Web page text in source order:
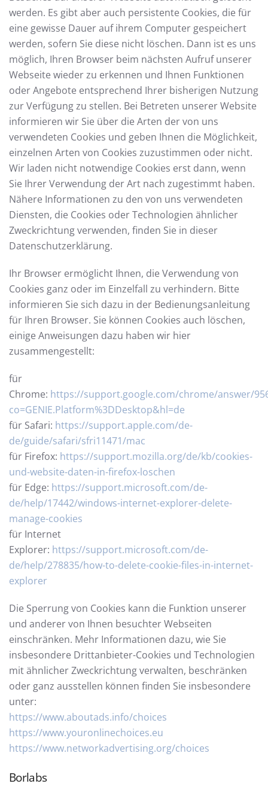
werden. Es gibt aber auch persistente Cookies, die für
eine gewisse Dauer auf ihrem Computer gespeichert
werden, sofern Sie diese nicht löschen. Dann ist es uns
möglich, Ihren Browser beim nächsten Aufruf unserer
Webseite wieder zu erkennen und Ihnen Funktionen
oder Angebote entsprechend Ihrer bisherigen Nutzung
zur Verfügung zu stellen. Bei Betreten unserer Website
informieren wir Sie über die Arten der von uns
verwendeten Cookies und geben Ihnen die Möglichkeit,
einzelnen Arten von Cookies zuzustimmen oder nicht.
Wir laden nicht notwendige Cookies erst dann, wenn
Sie Ihrer Verwendung der Art nach zugestimmt haben.
Nähere Informationen zu den von uns verwendeten
Diensten, die Cookies oder Technologien ähnlicher
Zweckrichtung verwenden, finden Sie in dieser
Datenschutzerklärung.
Ihr Browser ermöglicht Ihnen, die Verwendung von
Cookies ganz oder im Einzelfall zu verhindern. Bitte
informieren Sie sich dazu in der Bedienungsanleitung
für Ihren Browser. Sie können Cookies auch löschen,
einige Anweisungen dazu haben wir hier
zusammengestellt:
für
Chrome: https://support.google.com/chrome/answer/
co=GENIE.Platform%3DDesktop&hl=de
für Safari: https://support.apple.com/de-
de/guide/safari/sfri11471/mac
für Firefox: https://support.mozilla.org/de/kb/cookies-
und-website-daten-in-firefox-loschen
für Edge: https://support.microsoft.com/de-
de/help/17442/windows-internet-explorer-delete-
manage-cookies
für Internet
Explorer: https://support.microsoft.com/de-
de/help/278835/how-to-delete-cookie-files-in-internet-
explorer
Die Sperrung von Cookies kann die Funktion unserer
und anderer von Ihnen besuchter Webseiten
einschränken. Mehr Informationen dazu, wie Sie
insbesondere Drittanbieter-Cookies und Technologien
mit ähnlicher Zweckrichtung verwalten, beschränken
oder ganz ausstellen können finden Sie insbesondere
unter:
https://www.aboutads.info/choices
https://www.youronlinechoices.eu
https://www.networkadvertising.org/choices
Borlabs